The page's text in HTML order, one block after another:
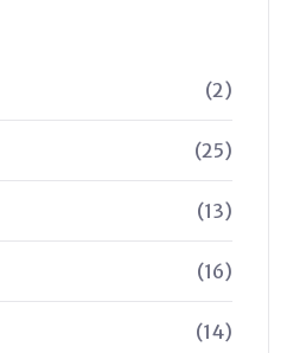
(2)
(25)
(13)
(16)
(14)